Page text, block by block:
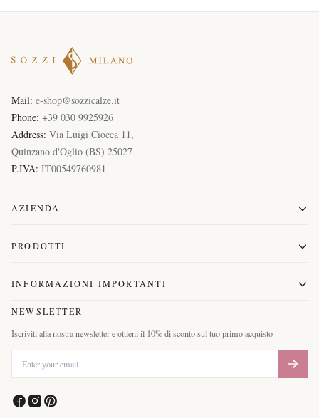
Uomo
174)
:
Costina
Costa
Graduata
Natale
:
Mail: e-shop@sozzicalze.it
Phone: +39 030 9925926
Address: Via Luigi Ciocca 11,
Quinzano d'Oglio (BS) 25027
P.IVA: IT00549760981
AZIENDA
PRODOTTI
INFORMAZIONI IMPORTANTI
NEWSLETTER
Iscriviti alla nostra newsletter e ottieni il 10% di sconto sul tuo primo acquisto